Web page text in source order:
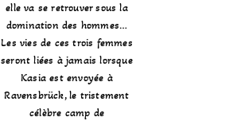
elle va se retrouver sous la
domination des hommes…
Les vies de ces trois femmes
seront liées à jamais lorsque
Kasia est envoyée à
Ravensbrück, le tristement
célèbre camp de